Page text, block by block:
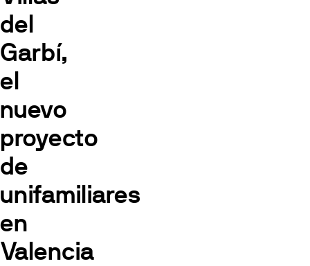
del
Garbí,
el
nuevo
proyecto
de
unifamiliares
en
Valencia